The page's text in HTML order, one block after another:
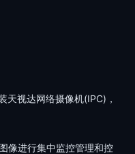
天视达网络摄像机(IPC)，
像进行集中监控管理和控